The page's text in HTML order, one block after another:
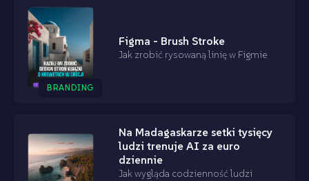
BRANDING
Figma - Brush Stroke
Jak zrobić rysowaną linię w Figmie
Na Madagaskarze setki tysięcy
ludzi trenuje AI za euro
dziennie
Jak wygląda codzienność ludzi